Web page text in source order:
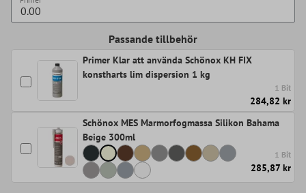
Passande tillbehör
Primer Klar att använda Schönox KH FIX
konstharts lim dispersion 1 kg
1 Bit
284,82 kr
Schönox MES Marmorfogmassa Silikon Bahama
Beige 300ml
1 Bit
285,87 kr